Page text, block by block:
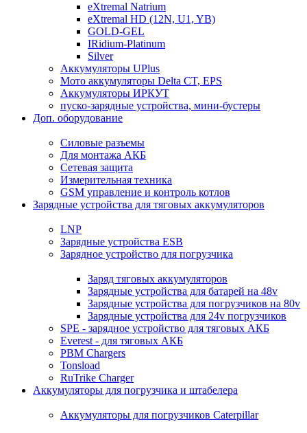
eXtremal Natrium
eXtremal HD (12N, U1, YB)
GOLD-GEL
IRidium-Platinum
Silver
Аккумуляторы UPlus
Мото аккумуляторы Delta CT, EPS
Аккумуляторы ИРКУТ
пуско-зарядные устройства, мини-бустеры
Доп. оборудование
Силовые разъемы
Для монтажа АКБ
Сетевая защита
Измерительная техника
GSM управление и контроль котлов
Зарядные устройства для тяговых аккумуляторов
LNP
Зарядные устройства ESB
Зарядное устройство для погрузчика
Заряд тяговых аккумуляторов
Зарядные устройства для батарей на 48v
Зарядные устройства для погрузчиков на 80v
Зарядные устройства для 24v погрузчиков
SPE - зарядное устройство для тяговых АКБ
Everest - для тяговых АКБ
PBM Chargers
Tonsload
RuTrike Charger
Аккумуляторы для погрузчика и штабелера
Аккумуляторы для погрузчиков Caterpillar